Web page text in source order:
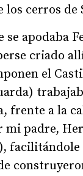
los cerros de
apodaba
criado
el
frente a la
mi padre,